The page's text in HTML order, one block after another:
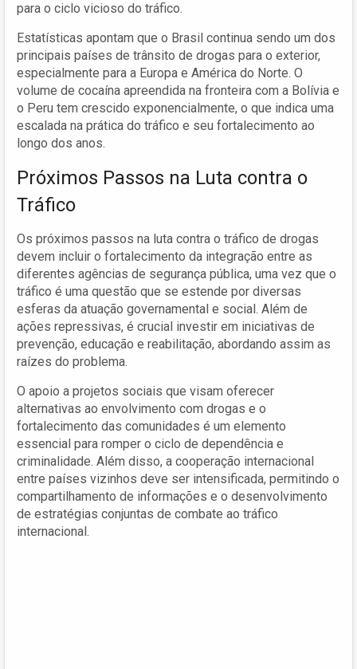
para o ciclo vicioso do tráfico.
Estatísticas apontam que o Brasil continua sendo um dos
principais países de trânsito de drogas para o exterior,
especialmente para a Europa e América do Norte. O
volume de cocaína apreendida na fronteira com a Bolívia e
o Peru tem crescido exponencialmente, o que indica uma
escalada na prática do tráfico e seu fortalecimento ao
longo dos anos.
Próximos Passos na Luta contra o
Tráfico
Os próximos passos na luta contra o tráfico de drogas
devem incluir o fortalecimento da integração entre as
diferentes agências de segurança pública, uma vez que o
tráfico é uma questão que se estende por diversas
esferas da atuação governamental e social. Além de
ações repressivas, é crucial investir em iniciativas de
prevenção, educação e reabilitação, abordando assim as
raízes do problema.
O apoio a projetos sociais que visam oferecer
alternativas ao envolvimento com drogas e o
fortalecimento das comunidades é um elemento
essencial para romper o ciclo de dependência e
criminalidade. Além disso, a cooperação internacional
entre países vizinhos deve ser intensificada, permitindo o
compartilhamento de informações e o desenvolvimento
de estratégias conjuntas de combate ao tráfico
internacional.